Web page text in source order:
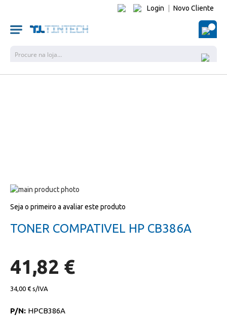
Login Novo Cliente
O
Salte
o
imagens
para
início
de
imagens
Seja o primeiro a avaliar este produto
TONER COMPATIVEL HP CB386A
41,82 €
34,00 €
P/N: HPCB386A